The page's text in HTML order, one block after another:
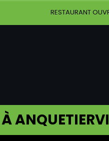
RESTAURANT